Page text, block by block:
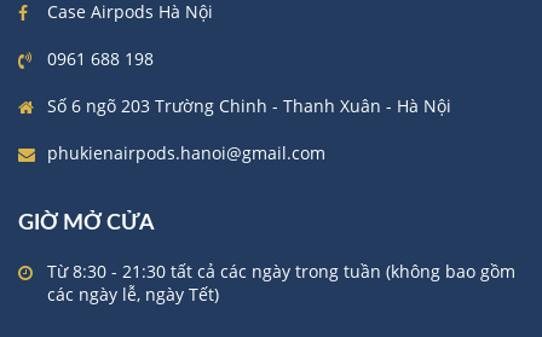
Case Airpods Hà Nội
0961 688 198
Số 6 ngõ 203 Trường Chinh - Thanh Xuân - Hà Nội
phukienairpods.hanoi@gmail.com
GIỜ MỞ CỬA
Từ 8:30 - 21:30 tất cả các ngày trong tuần (không bao gồm
các ngày lễ, ngày Tết)